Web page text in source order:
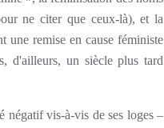
ne citer que ceux-là), et la
une remise en cause féministe
d'ailleurs, un siècle plus tard
négatif vis-à-vis de ses loges –